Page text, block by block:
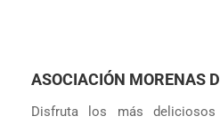
ASOCIACIÓN MORENAS
Disfruta los más